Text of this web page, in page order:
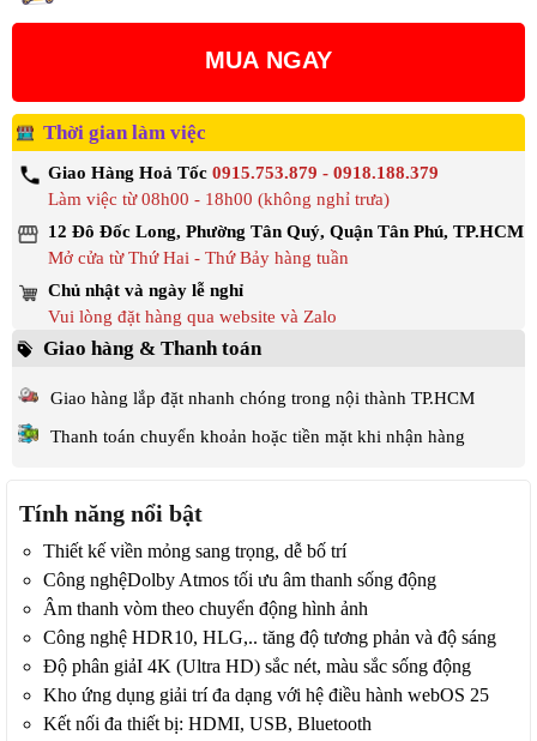
MUA NGAY
Thời gian làm việc
Giao Hàng Hoả Tốc 0915.753.879 - 0918.188.379
Làm việc từ 08h00 - 18h00 (không nghỉ trưa)
12 Đô Đốc Long, Phường Tân Quý, Quận Tân Phú, TP.HCM
Mở cửa từ Thứ Hai - Thứ Bảy hàng tuần
Chủ nhật và ngày lễ nghỉ
Vui lòng đặt hàng qua website và Zalo
Giao hàng & Thanh toán
Giao hàng lắp đặt nhanh chóng trong nội thành TP.HCM
Thanh toán chuyển khoản hoặc tiền mặt khi nhận hàng
Tính năng nổi bật
Thiết kế viền mỏng sang trọng, dễ bố trí
Công nghệDolby Atmos tối ưu âm thanh sống động
Âm thanh vòm theo chuyển động hình ảnh
Công nghệ HDR10, HLG,.. tăng độ tương phản và độ sáng
Độ phân giảI 4K (Ultra HD) sắc nét, màu sắc sống động
Kho ứng dụng giải trí đa dạng với hệ điều hành webOS 25
Kết nối đa thiết bị: HDMI, USB, Bluetooth